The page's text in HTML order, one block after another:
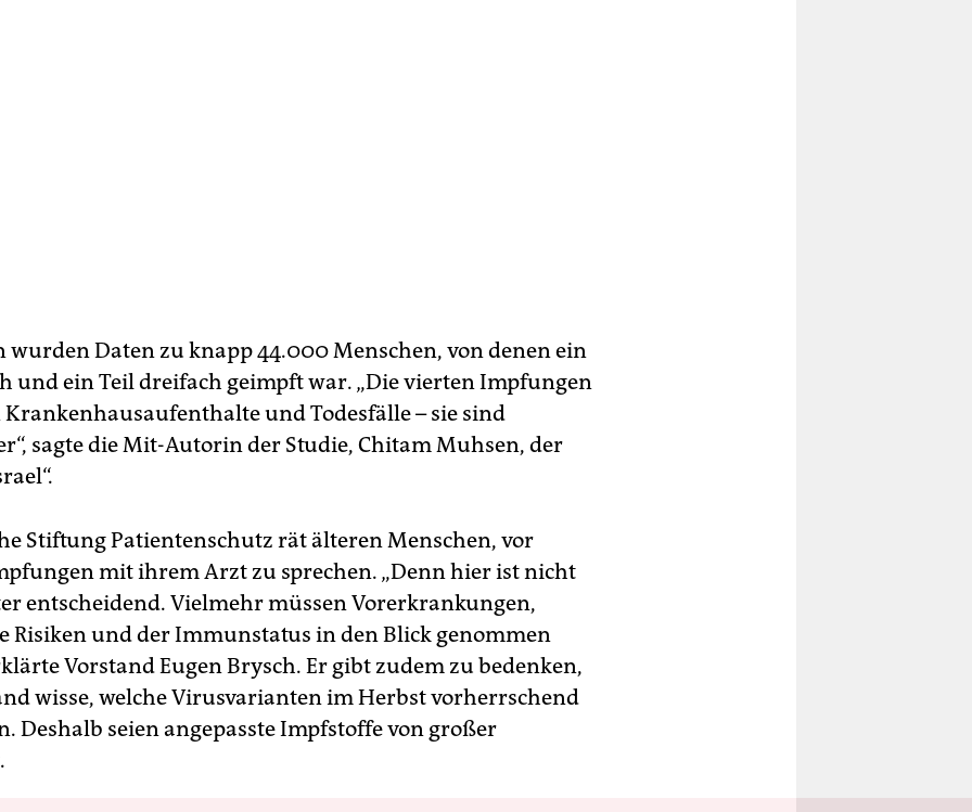
wurden Daten zu knapp 44.000 Menschen, von denen ein
und ein Teil dreifach geimpft war. „Die vierten Impfungen
und Todesfälle – sie sind
sagte die Mit-Autorin der Studie, Chitam Muhsen, der
Stiftung Patientenschutz rät älteren Menschen, vor
mit ihrem Arzt zu sprechen. „Denn hier ist nicht
entscheidend. Vielmehr müssen Vorerkrankungen,
Risiken und der Immunstatus in den Blick genommen
Vorstand Eugen Brysch. Er gibt zudem zu bedenken,
wisse, welche Virusvarianten im Herbst vorherrschend
Deshalb seien angepasste Impfstoffe von großer